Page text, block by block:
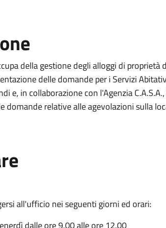
della gestione degli alloggi di proprietà
delle domande per i Servizi
e, in collaborazione con l'Agenzia
domande relative alle agevolazioni sulla
all'ufficio nei seguenti giorni ed orari:
dalle ore 9.00 alle ore 12.00